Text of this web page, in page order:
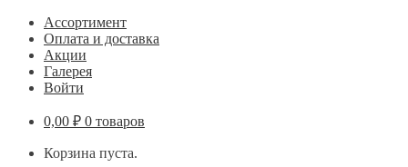
Ассортимент
Оплата и доставка
Акции
Галерея
Войти
0,00 ₽ 0 товаров
Корзина пуста.